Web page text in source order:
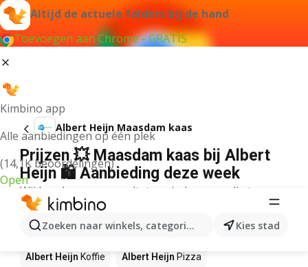
Altijd de actuele folders bij de hand
Toevoegen aan Chrome - GRATIS
Kimbino app
Alle aanbiedingen op één plek
(14,1K beoordelingen)
Open
Zoeken naar winkels, categorieën, producten...
Kies stad
Albert Heijn Maasdam kaas
Prijzen 💥 Maasdam kaas bij Albert
Heijn 🛍️ Aanbieding deze week
Wij konden geen resultaten vinden voor die term.
Andere producten in winkels Albert
Heijn
Albert Heijn Koffie Albert Heijn Pizza